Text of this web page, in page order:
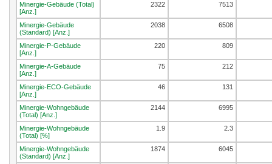
Minergie-Gebäude (Total)
[Anz.]
2322 7513
Minergie-Gebäude
(Standard) [Anz.]
2038 6508
Minergie-P-Gebäude
[Anz.]
220 809
Minergie-A-Gebäude
[Anz.]
75 212
Minergie-ECO-Gebäude
[Anz.]
46 131
Minergie-Wohngebäude
(Total) [Anz.]
2144 6995
Minergie-Wohngebäude
(Total) [%]
1.9 2.3
Minergie-Wohngebäude
(Standard) [Anz.]
1874 6045